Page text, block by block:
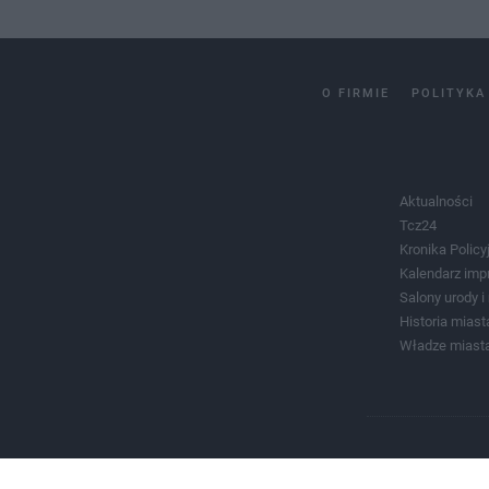
O FIRMIE POLITYKA
Aktualności
Tcz24
Kronika
Kalendarz
Salony urody i
Historia
Władze